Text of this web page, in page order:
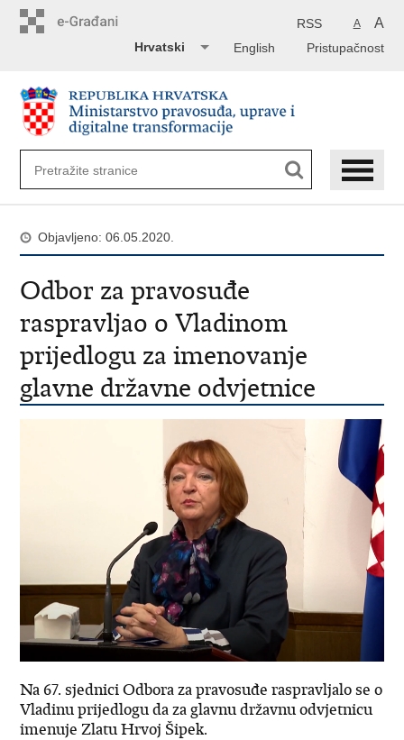
A A
RSS
Pristupačnost
English
Hrvatski
Objavljeno: 06.05.2020.
Odbor za pravosuđe
raspravljao o Vladinom
prijedlogu za imenovanje
glavne državne odvjetnice
Na 67. sjednici Odbora za pravosuđe raspravljalo se o
Vladinu prijedlogu da za glavnu državnu odvjetnicu
imenuje Zlatu Hrvoj Šipek.